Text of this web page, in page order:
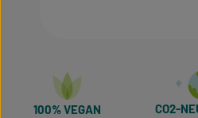
100% VEGAN
CO2-